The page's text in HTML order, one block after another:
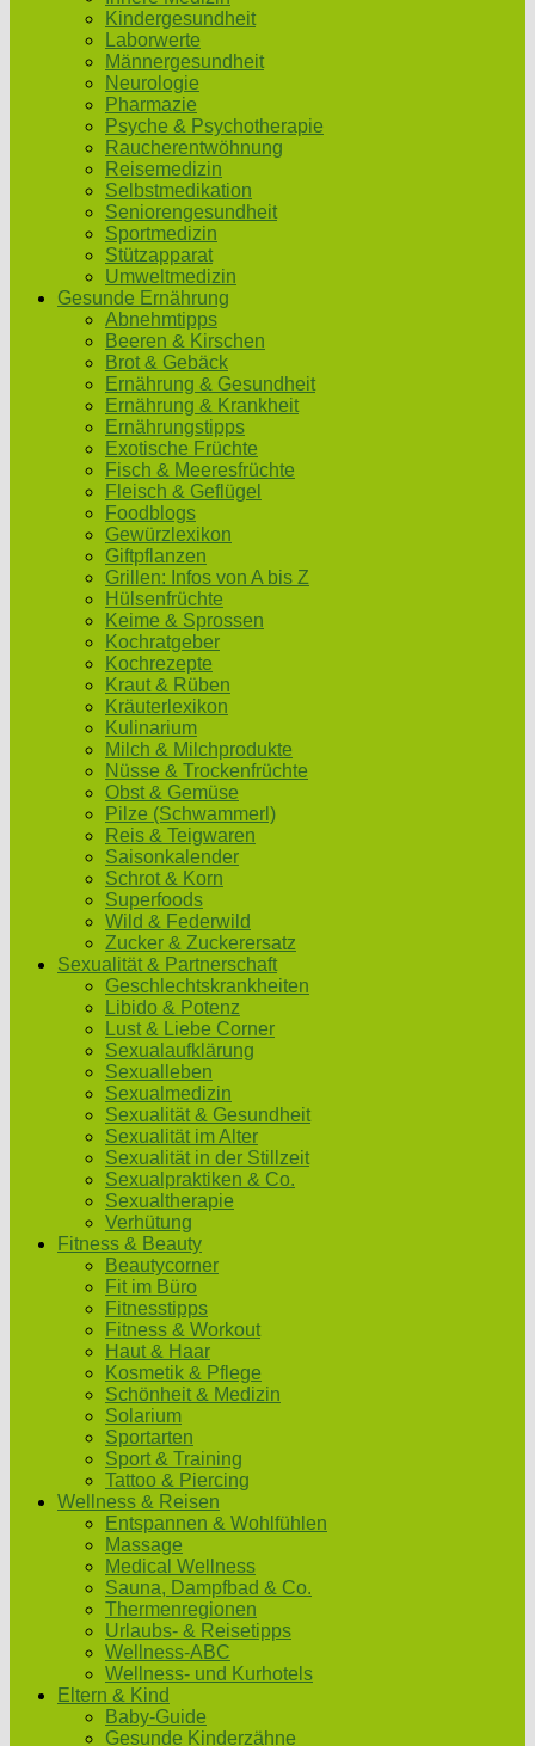
Kindergesundheit
Laborwerte
Männergesundheit
Neurologie
Pharmazie
Psyche & Psychotherapie
Raucherentwöhnung
Reisemedizin
Selbstmedikation
Seniorengesundheit
Sportmedizin
Stützapparat
Umweltmedizin
Gesunde Ernährung
Abnehmtipps
Beeren & Kirschen
Brot & Gebäck
Ernährung & Gesundheit
Ernährung & Krankheit
Ernährungstipps
Exotische Früchte
Fisch & Meeresfrüchte
Fleisch & Geflügel
Foodblogs
Gewürzlexikon
Giftpflanzen
Grillen: Infos von A bis Z
Hülsenfrüchte
Keime & Sprossen
Kochratgeber
Kochrezepte
Kraut & Rüben
Kräuterlexikon
Kulinarium
Milch & Milchprodukte
Nüsse & Trockenfrüchte
Obst & Gemüse
Pilze (Schwammerl)
Reis & Teigwaren
Saisonkalender
Schrot & Korn
Superfoods
Wild & Federwild
Zucker & Zuckerersatz
Sexualität & Partnerschaft
Geschlechtskrankheiten
Libido & Potenz
Lust & Liebe Corner
Sexualaufklärung
Sexualleben
Sexualmedizin
Sexualität & Gesundheit
Sexualität im Alter
Sexualität in der Stillzeit
Sexualpraktiken & Co.
Sexualtherapie
Verhütung
Fitness & Beauty
Beautycorner
Fit im Büro
Fitnesstipps
Fitness & Workout
Haut & Haar
Kosmetik & Pflege
Schönheit & Medizin
Solarium
Sportarten
Sport & Training
Tattoo & Piercing
Wellness & Reisen
Entspannen & Wohlfühlen
Massage
Medical Wellness
Sauna, Dampfbad & Co.
Thermenregionen
Urlaubs- & Reisetipps
Wellness-ABC
Wellness- und Kurhotels
Eltern & Kind
Baby-Guide
Gesunde Kinderzähne